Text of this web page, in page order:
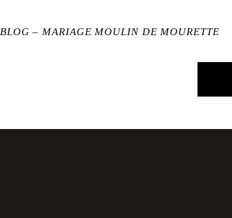
BLOG – MARIAGE MOULIN DE MOURETTE